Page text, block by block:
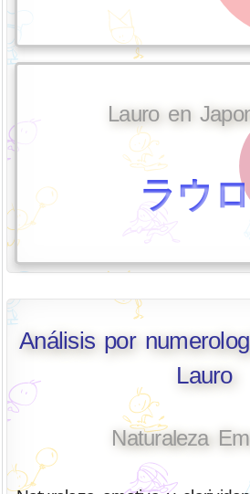
Lauro en
ラウロ
Análisis por
Lauro
Naturaleza